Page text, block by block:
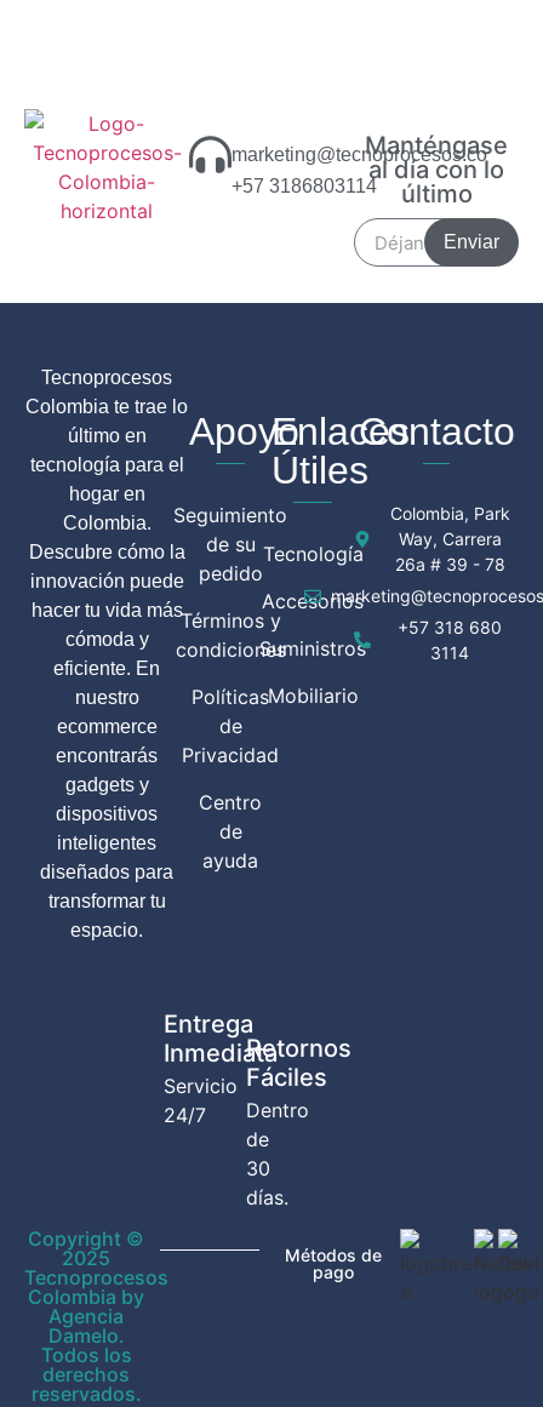
marketing@tecnoprocesos.co
+57 3186803114
Manténgase
al día con lo
último
Enviar
Tecnoprocesos
Colombia te trae lo
último en
tecnología para el
hogar en
Colombia.
Descubre cómo la
innovación puede
hacer tu vida más
cómoda y
eficiente. En
nuestro
ecommerce
encontrarás
gadgets y
dispositivos
inteligentes
diseñados para
transformar tu
espacio.
Entrega
Inmediata
Servicio
24/7
Retornos
Fáciles
Dentro
de
30
días.
Apoyo
Seguimiento
de su
pedido
Términos y
condiciones
Políticas
de
Privacidad
Centro
de
ayuda
Enlaces
Útiles
Tecnología
Accesorios
Suministros
Mobiliario
Contacto
Colombia, Park
Way, Carrera
26a # 39 - 78
+57 318 680
3114
Copyright ©
2025
Tecnoprocesos
Colombia by
Agencia
Damelo.
Todos los
derechos
reservados.
Métodos de
pago